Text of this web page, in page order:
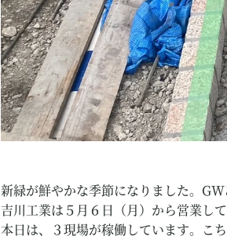
新緑が鮮やかな季節になりました。
吉川工業は５月６日（月）から営業して
本日は、３現場が稼働しています。こ